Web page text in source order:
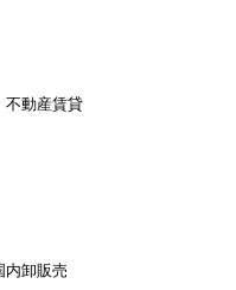
不動産賃貸
内卸販売